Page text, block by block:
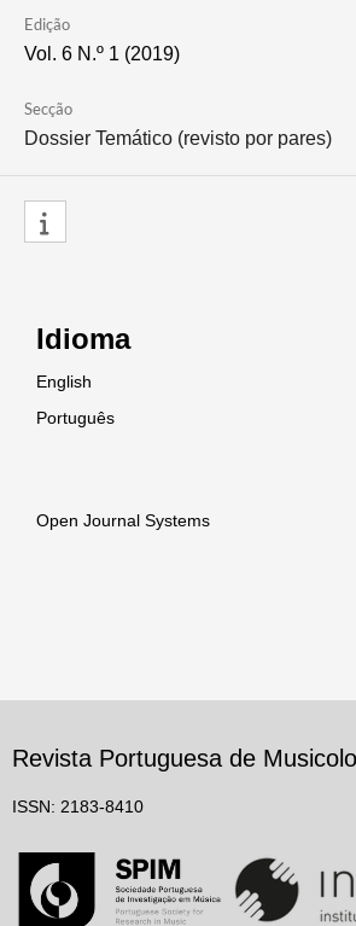
Edição
Vol. 6 N.º 1 (2019)
Secção
Dossier Temático (revisto por pares)
Idioma
English
Português
Open Journal Systems
Revista Portuguesa de
ISSN: 2183-8410